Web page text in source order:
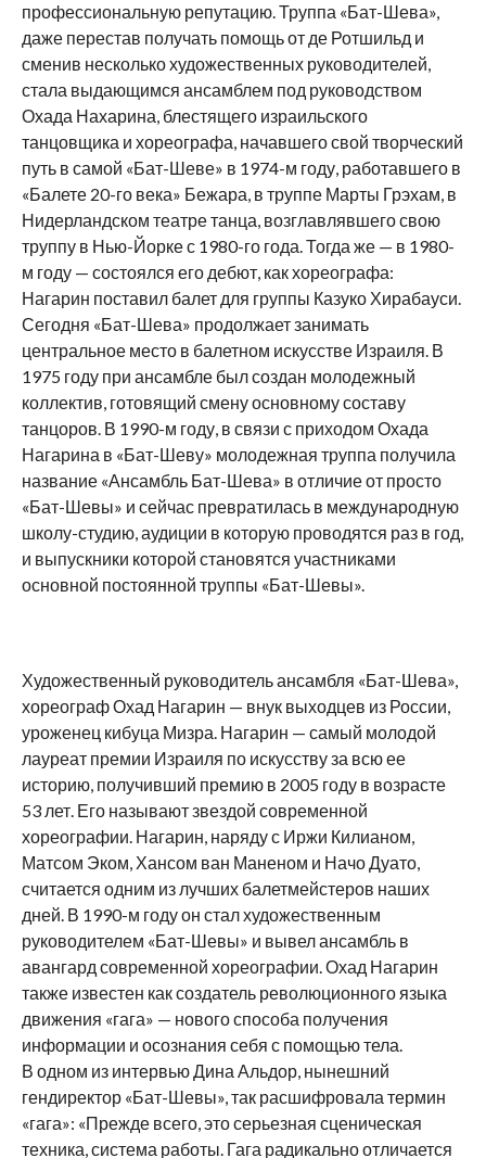
профессиональную репутацию. Труппа «Бат-Шева»,
даже перестав получать помощь от де Ротшильд и
сменив несколько художественных руководителей,
стала выдающимся ансамблем под руководством
Охада Нахарина, блестящего израильского
танцовщика и хореографа, начавшего свой творческий
путь в самой «Бат-Шеве» в 1974-м году, работавшего в
«Балете 20-го века» Бежара, в труппе Марты Грэхам, в
Нидерландском театре танца, возглавлявшего свою
труппу в Нью-Йорке с 1980-го года. Тогда же — в 1980-
м году — состоялся его дебют, как хореографа:
Нагарин поставил балет для группы Казуко Хирабауси.
Сегодня «Бат-Шева» продолжает занимать
центральное место в балетном искусстве Израиля. В
1975 году при ансамбле был создан молодежный
коллектив, готовящий смену основному составу
танцоров. В 1990-м году, в связи с приходом Охада
Нагарина в «Бат-Шеву» молодежная труппа получила
название «Ансамбль Бат-Шева» в отличие от просто
«Бат-Шевы» и сейчас превратилась в международную
школу-студию, аудиции в которую проводятся раз в год,
и выпускники которой становятся участниками
основной постоянной труппы «Бат-Шевы».
Художественный руководитель ансамбля «Бат-Шева»,
хореограф Охад Нагарин — внук выходцев из России,
уроженец кибуца Мизра. Нагарин — самый молодой
лауреат премии Израиля по искусству за всю ее
историю, получивший премию в 2005 году в возрасте
53 лет. Его называют звездой современной
хореографии. Нагарин, наряду с Иржи Килианом,
Матсом Эком, Хансом ван Маненом и Начо Дуато,
считается одним из лучших балетмейстеров наших
дней. В 1990-м году он стал художественным
руководителем «Бат-Шевы» и вывел ансамбль в
авангард современной хореографии. Охад Нагарин
также известен как создатель революционного языка
движения «гага» — нового способа получения
информации и осознания себя с помощью тела.
В одном из интервью Дина Альдор, нынешний
гендиректор «Бат-Шевы», так расшифровала термин
«гага»: «Прежде всего, это серьезная сценическая
техника, система работы. Гага радикально отличается